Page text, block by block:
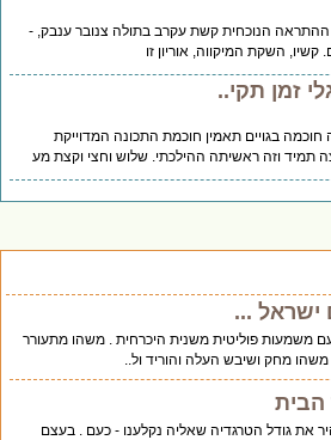
הנוכחית קשת עקרב בתולה צנובר ענבק, -
השקת המיקווה, אוריון זו
זמן תקי..
בגויים תאמין חוכמת התכונה המדוייקת
וזה ראשיתה ההילכתי. שלוש וחצי וקצת מע
...
פוליטית משנית היכרחית . משהו מתעורר
מחק ושיבש העלה והוריד ול..
גודל הטרגדיה שאליה נקלענו - כעם . בעצם